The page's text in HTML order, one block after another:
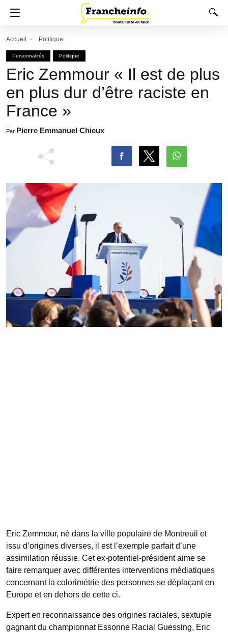
Accueil Politique
Personnalités Politique
Eric Zemmour « Il est de plus
en plus dur d’être raciste en
France »
Par Pierre Emmanuel Chieux
Eric Zemmour, né dans la ville populaire de Montreuil et
issu d’origines diverses, il est l’exemple parfait d’une
assimilation réussie. Cet ex-potentiel-président aime se
faire remarquer avec différentes interventions médiatiques
concernant la colorimétrie des personnes se déplaçant en
Europe et en dehors de cette ci.
Expert en reconnaissance des origines raciales, sextuple
gagnant du championnat Essonne Racial Guessing, Eric